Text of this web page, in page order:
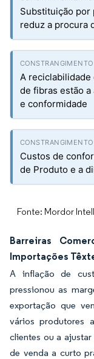
Substituição
reduz a procura
A reciclabilidade
de fibras estão
e conformidade
Custos de
de Produto e a
Fonte: Mordor
Barreiras
Importações
A inflação de
pressionou as
exportação que
vários produtores
clientes ou a
de venda a curto